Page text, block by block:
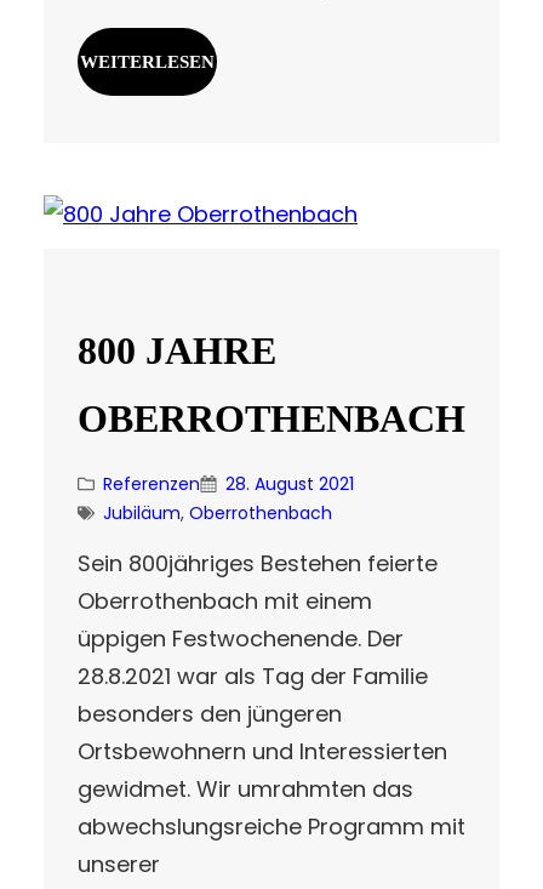
WEITERLESEN
800 JAHRE
OBERROTHENBACH
Referenzen
28. August 2021
Jubiläum, Oberrothenbach
Sein 800jähriges Bestehen feierte
Oberrothenbach mit einem
üppigen Festwochenende. Der
28.8.2021 war als Tag der Familie
besonders den jüngeren
Ortsbewohnern und Interessierten
gewidmet. Wir umrahmten das
abwechslungsreiche Programm mit
unserer